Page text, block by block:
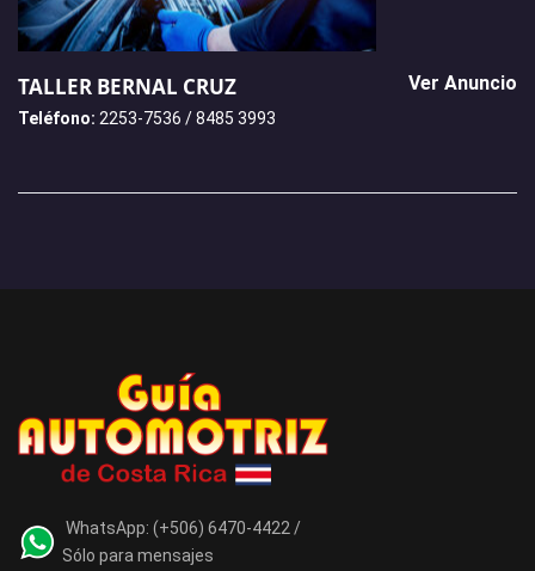
TALLER BERNAL CRUZ
Teléfono: 2253-7536 / 8485 3993
Ver Anuncio
WhatsApp: (+506) 6470-4422 /
Sólo para mensajes